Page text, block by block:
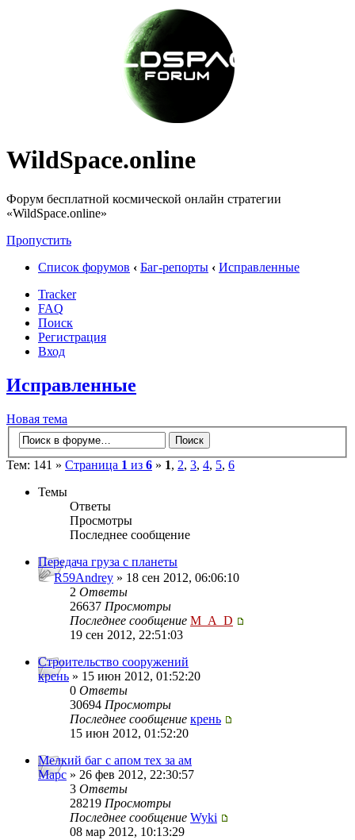
WildSpace.online
Форум бесплатной космической онлайн стратегии
«WildSpace.online»
Пропустить
Список форумов ‹ Баг-репорты ‹ Исправленные
Tracker
FAQ
Поиск
Регистрация
Вход
Исправленные
Новая тема
Тем: 141 » Страница 1 из 6 » 1, 2, 3, 4, 5, 6
Темы
Ответы
Просмотры
Последнее сообщение
Передача груза с планеты
R59Andrey » 18 сен 2012, 06:06:10
2 Ответы
26637 Просмотры
Последнее сообщение M_A_D
19 сен 2012, 22:51:03
Строительство сооружений
крень » 15 июн 2012, 01:52:20
0 Ответы
30694 Просмотры
Последнее сообщение крень
15 июн 2012, 01:52:20
Мелкий баг с апом тех за ам
Mapc » 26 фев 2012, 22:30:57
3 Ответы
28219 Просмотры
Последнее сообщение Wyki
08 мар 2012, 10:13:29